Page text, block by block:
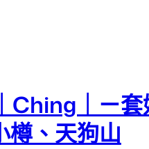
Ching｜ㄧ套
樽、天狗山